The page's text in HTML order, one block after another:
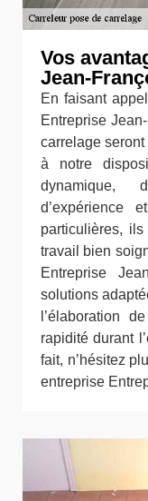
Vos
Jean-
En faisant
Entreprise
carrelage
à notre
dynamique,
d’expérience
particulières,
travail bien
Entreprise
solutions
l’élaboration
rapidité durant
fait, n’hésitez
entreprise